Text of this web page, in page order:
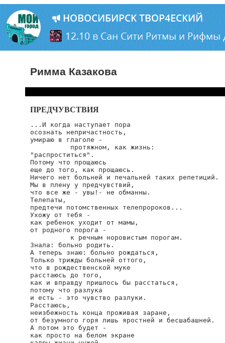
Римма Казакова
ПРЕДЧУВСТВИЯ
...И когда наступает пора
осознать непричастность,
умираю в глаголе -
          протяжном, как жизнь:
"распроститься".
Потому что прощаюсь
еще до того, как прощаюсь.
Ничего нет больней и печальней таких репетиций.
Мы в плену у предчувствий,
что все же - увы!- не обманны.
Телепаты,
предтечи потомственных телепророков...
Ухожу от тебя -
как ребенок уходит от мамы,
от родного порога -
          к речным норовистым порогам.
Знала: больно родить.
А теперь знаю: больно рождаться,
Только трижды больней оттого,
что в рождественской муке
расстаюсь до того,
как и вправду пришлось бы расстаться,
потому что разлука
и есть - это чувство разлуки.
Расстаюсь,
неизбежность конца проживая заране,
от безумного горя лишь яростней и бесшабашней.
А потом это будет -
как просто на белом экране